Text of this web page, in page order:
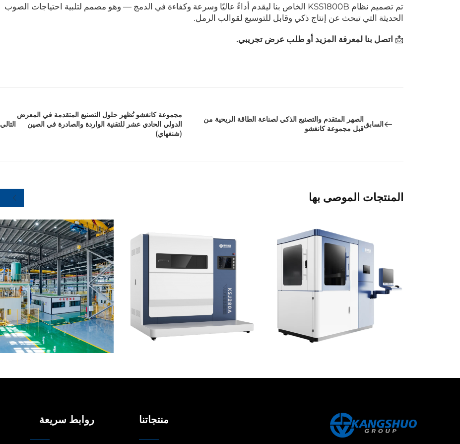
تم تصميم نظام KSS1800B الخاص بنا ليقدم أداءً عاليًا وسرعة وكفاءة في الدمج — وهو مصمم لتلبية احتياجات الصوب
الحديثة التي تبحث عن إنتاج ذكي وقابل للتوسيع لقوالب الرمل.
📩 اتصل بنا لمعرفة المزيد أو طلب عرض تجريبي.
السابق
الصهر المتقدم والتصنيع الذكي لصناعة الطاقة الريحية من
قبل مجموعة كانغشو
مجموعة كانغشو تُظهر حلول التصنيع المتقدمة في المعرض
الدولي الحادي عشر للتقنية الواردة والصادرة في الصين
(شنغهاي)
التالي
المنتجات الموصى بها
منتجاتنا روابط سريعة